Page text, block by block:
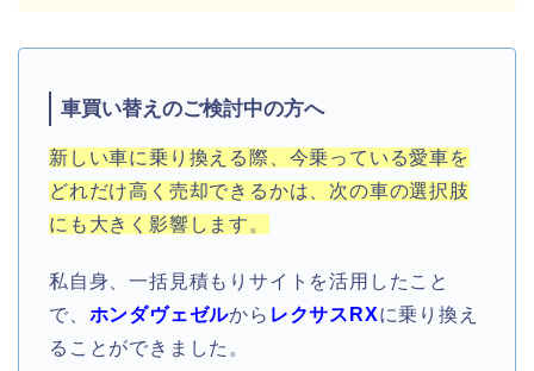
車買い替えのご検討中の方へ
新しい車に乗り換える際、今乗っている愛車を
どれだけ高く売却できるかは、次の車の選択肢
にも大きく影響します。
私自身、一括見積もりサイトを活用したこと
で、 ホンダヴェゼルから レクサスRXに乗り換え
ることができました。